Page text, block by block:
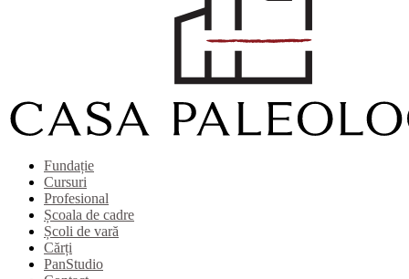
Fundație
Cursuri
Profesional
Școala de cadre
Școli de vară
Cărți
PanStudio